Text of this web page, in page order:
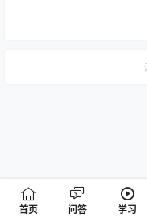
首页 问答 学习